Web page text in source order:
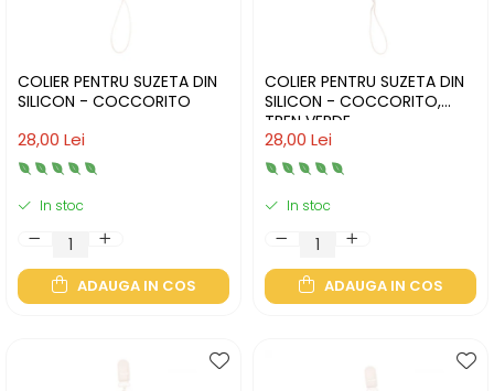
COLIER PENTRU SUZETA DIN
SILICON - COCCORITO
28,00 Lei
In stoc
ADAUGA IN COS
COLIER PENTRU SUZETA DIN
SILICON - COCCORITO,
TREN VERDE
28,00 Lei
In stoc
ADAUGA IN COS